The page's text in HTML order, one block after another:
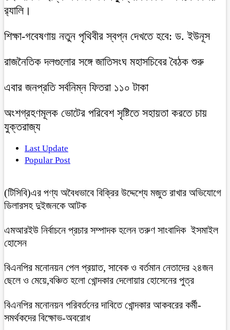
র‍্যালি।
শিক্ষা-গবেষণায় নতুন পৃথিবীর স্বপ্ন দেখতে হবে: ড. ইউনূস
রাজনৈতিক দলগুলোর সঙ্গে জাতিসংঘ মহাসচিবের বৈঠক শুরু
এবার জনপ্রতি সর্বনিম্ন ফিতরা ১১০ টাকা
অংশগ্রহণমূলক ভোটের পরিবেশ সৃষ্টিতে সহায়তা করতে চায়
যুক্তরাজ্য
Last Update
Popular Post
(টিসিবি)এর পণ্য অবৈধভাবে বিক্রির উদ্দেশ্যে মজুত রাখার অভিযোগে
ডিলারসহ দুইজনকে আটক
এমআরইউ নির্বাচনে প্রচার সম্পাদক হলেন তরুণ সাংবাদিক ইসমাইল
হোসেন
বিএনপির মনোনয়ন পেল প্রয়াত, সাবেক ও বর্তমান নেতাদের ২৪জন
ছেলে ও মেয়ে,বঞ্চিত হলো খোন্দকার দেলোয়ার হোসেনের পুত্র
বিএনপির মনোনয়ন পরিবর্তনের দাবিতে খোন্দকার আকবরের কর্মী-
সমর্থকদের বিক্ষোভ-অবরোধ